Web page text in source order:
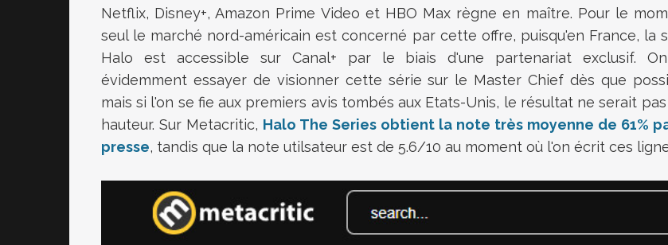
Netflix, Disney+, Amazon Prime Video et HBO Max règne en maître. Pour le
seul le marché nord-américain est concerné par cette offre, puisqu'en France, la
Halo est accessible sur Canal+ par le biais d'une partenariat exclusif.
évidemment essayer de visionner cette série sur le Master Chief dès que
mais si l'on se fie aux premiers avis tombés aux Etats-Unis, le résultat ne serait pas
hauteur. Sur Metacritic, Halo The Series obtient la note très moyenne de 61%
presse, tandis que la note utilsateur est de 5.6/10 au moment où l'on écrit ces